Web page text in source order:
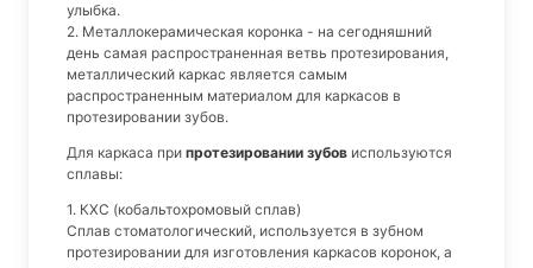
улыбка.
2. Металлокерамическая коронка - на сегодняшний
день самая распространенная ветвь протезирования,
металлический каркас является самым
распространенным материалом для каркасов в
протезировании зубов.
Для каркаса при протезировании зубов используются
сплавы:
1. КХС (кобальтохромовый сплав)
Сплав стоматологический, используется в зубном
протезировании для изготовления каркасов коронок, а